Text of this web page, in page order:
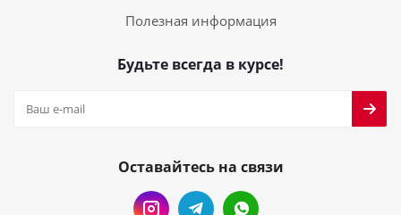
Полезная информация
Будьте всегда в курсе!
Оставайтесь на связи